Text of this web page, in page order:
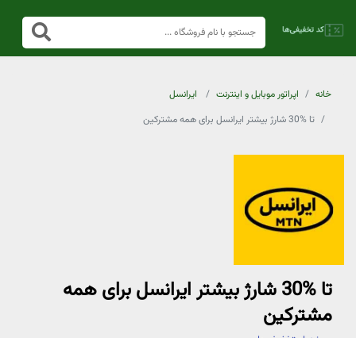
خانه اپراتور موبایل و اینترنت
ایرانسل
تا %30 شارژ بیشتر ایرانسل برای همه مشترکین
تا %30 شارژ بیشتر ایرانسل برای همه
مشترکین